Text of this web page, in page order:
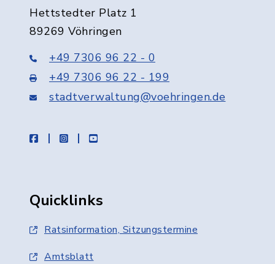
Hettstedter Platz 1
89269 Vöhringen
+49 7306 96 22 - 0
+49 7306 96 22 - 199
stadtverwaltung@voehringen.de
facebookinstagramyoutube
Quicklinks
Ratsinformation, Sitzungstermine
Amtsblatt